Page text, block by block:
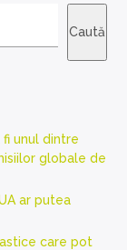
Caută
unul dintre
globale de
ar putea
care pot